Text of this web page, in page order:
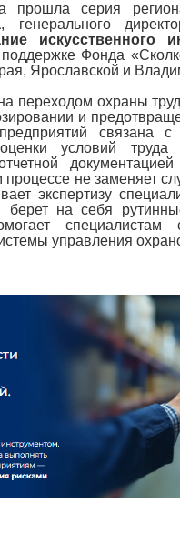
серия
, генерального
искусственного
Фонда
Ярославской и
переходом охраны
и
связана
оценки условий
не заменяет
экспертизу
на себя
специалистам
управления